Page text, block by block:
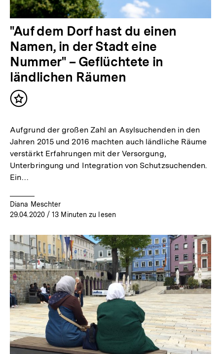
"Auf dem Dorf hast du einen
Namen, in der Stadt eine
Nummer" – Geflüchtete in
ländlichen Räumen
Inhalt
Aufgrund der großen Zahl an Asylsuchenden in den
Jahren 2015 und 2016 machten auch ländliche Räume
verstärkt Erfahrungen mit der Versorgung,
Unterbringung und Integration von Schutzsuchenden.
Ein…
Diana Meschter
29.04.2020/ 13 Minuten zu lesen